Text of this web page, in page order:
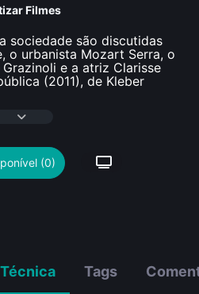
Filmes
sociedade são discutidas
o urbanista Mozart Serra, o
e a atriz Clarisse
(2011), de Kleber
(0)
Tags